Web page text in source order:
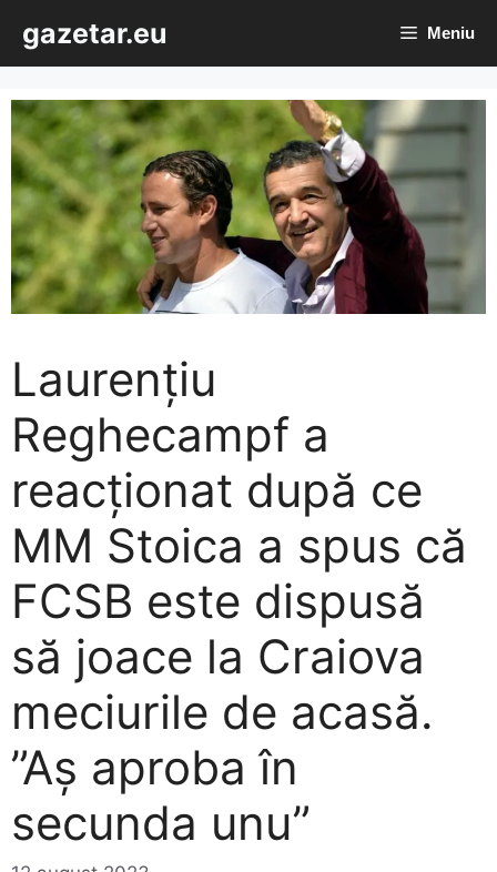
conținut
gazetar.eu Meniu
Laurenţiu
Reghecampf a
reacţionat după ce
MM Stoica a spus că
FCSB este dispusă
să joace la Craiova
meciurile de acasă.
”Aş aproba în
secunda unu”